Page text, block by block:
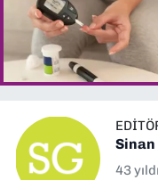
Sinan
43